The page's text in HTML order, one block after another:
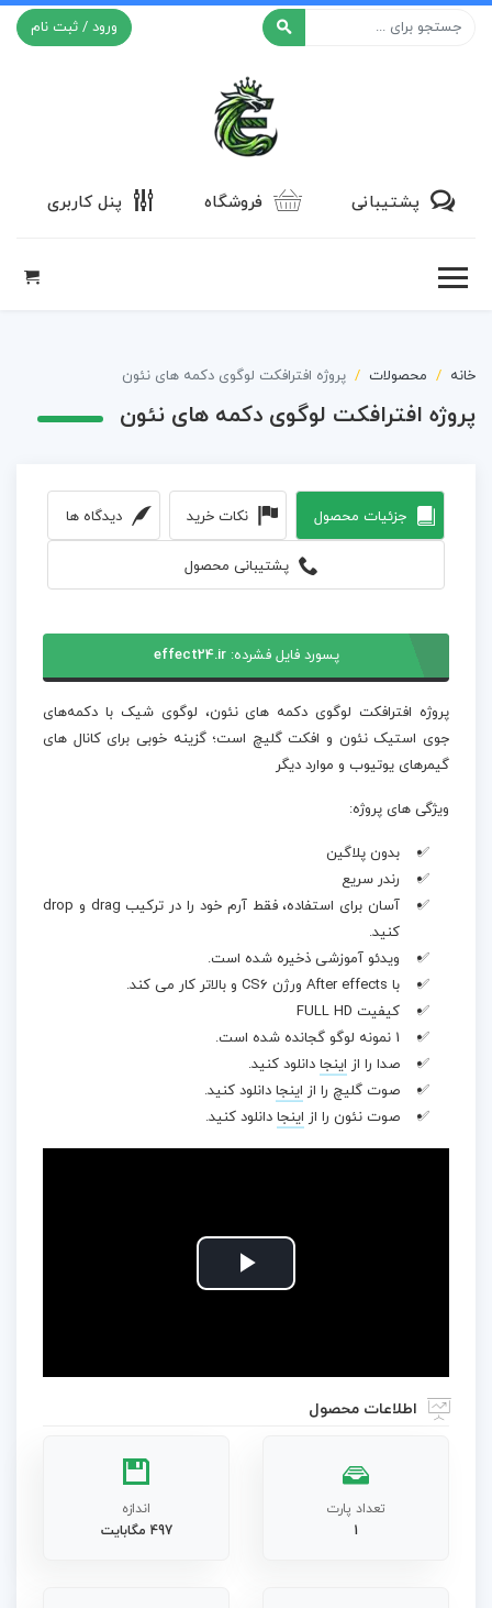
ورود / ثبت نام
پشتیبانی فروشگاه پنل کاربری
خانه محصولات پروژه افترافکت لوگوی دکمه های نئون
پروژه افترافکت لوگوی دکمه های نئون
جزئیات محصول نکات خرید دیدگاه ها
پشتیبانی محصول
پسورد فایل فشرده:effect24.ir
پروژه افترافکت لوگوی دکمه های نئون، لوگوی شیک با دکمه‌های
جوی استیک نئون و افکت گلیچ است؛ گزینه خوبی برای کانال های
گیمرهای یوتیوب و موارد دیگر
ویژگی های پروژه:
بدون پلاگین
رندر سریع
آسان برای استفاده، فقط آرم خود را در ترکیب drag و drop
کنید.
ویدئو آموزشی ذخیره شده است.
با After effects ورژن CS6 و بالاتر کار می کند.
کیفیت FULL HD
1 نمونه لوگو گجانده شده است.
صدا را از اینجا دانلود کنید.
صوت گلیچ را از اینجا دانلود کنید.
صوت نئون را از اینجا دانلود کنید.
Play
اطلاعات محصول
تعداد پارت
1
اندازه
497 مگابایت